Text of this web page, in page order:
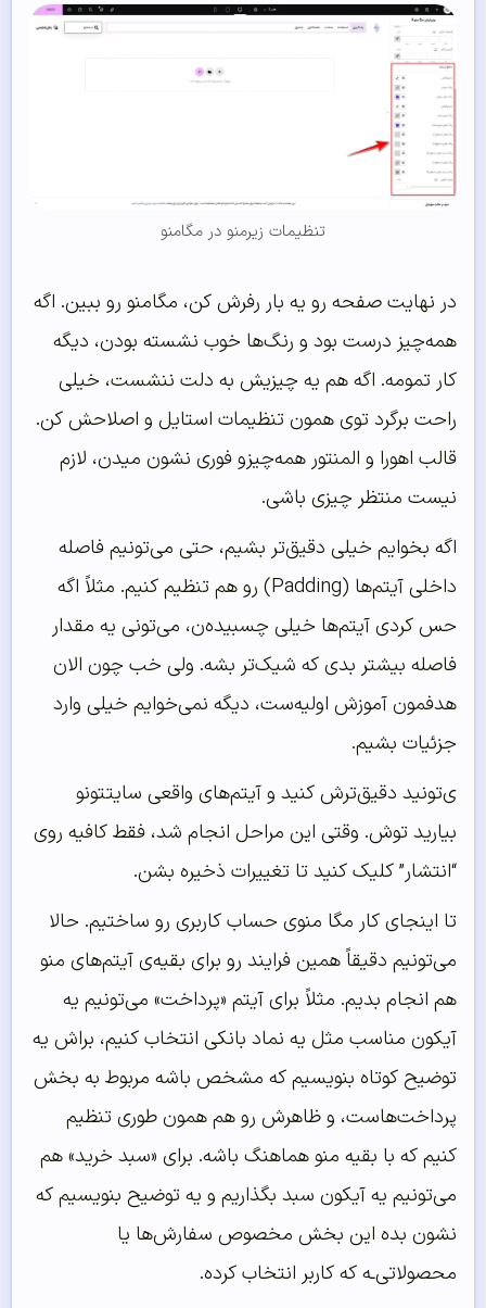
تنظیمات زیرمنو در مگامنو
در نهایت صفحه رو یه بار رفرش کن، مگامنو رو ببین. اگه
همه‌چیز درست بود و رنگ‌ها خوب نشسته بودن، دیگه
کار تمومه. اگه هم یه چیزیش به دلت ننشست، خیلی
راحت برگرد توی همون تنظیمات استایل و اصلاحش کن.
قالب اهورا و المنتور همه‌چیزو فوری نشون میدن، لازم
نیست منتظر چیزی باشی.
اگه بخوایم خیلی دقیق‌تر بشیم، حتی می‌تونیم فاصله
داخلی آیتم‌ها (Padding) رو هم تنظیم کنیم. مثلاً اگه
حس کردی آیتم‌ها خیلی چسبیده‌ن، می‌تونی یه مقدار
فاصله بیشتر بدی که شیک‌تر بشه. ولی خب چون الان
هدفمون آموزش اولیه‌ست، دیگه نمی‌خوایم خیلی وارد
جزئیات بشیم.
ی‌تونید دقیق‌ترش کنید و آیتم‌های واقعی سایتتونو
بیارید توش. وقتی این مراحل انجام شد، فقط کافیه روی
“انتشار” کلیک کنید تا تغییرات ذخیره بشن.
تا اینجای کار مگا منوی حساب کاربری رو ساختیم. حالا
می‌تونیم دقیقاً همین فرایند رو برای بقیه‌ی آیتم‌های منو
هم انجام بدیم. مثلاً برای آیتم «پرداخت» می‌تونیم یه
آیکون مناسب مثل یه نماد بانکی انتخاب کنیم، براش یه
توضیح کوتاه بنویسیم که مشخص باشه مربوط به بخش
پرداخت‌هاست، و ظاهرش رو هم همون طوری تنظیم
کنیم که با بقیه منو هماهنگ باشه. برای «سبد خرید» هم
می‌تونیم یه آیکون سبد بگذاریم و یه توضیح بنویسیم که
نشون بده این بخش مخصوص سفارش‌ها یا
محصولاتی‌ـه که کاربر انتخاب کرده.